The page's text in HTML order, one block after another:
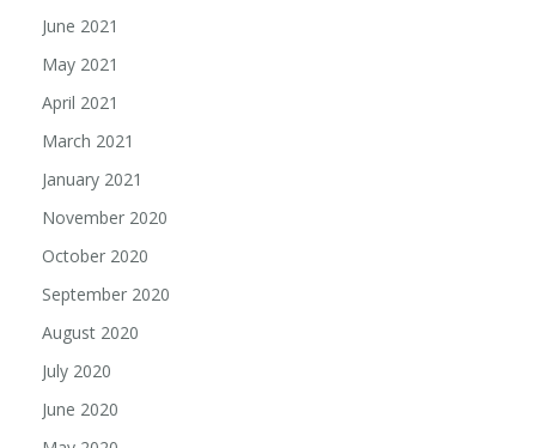
June 2021
May 2021
April 2021
March 2021
January 2021
November 2020
October 2020
September 2020
August 2020
July 2020
June 2020